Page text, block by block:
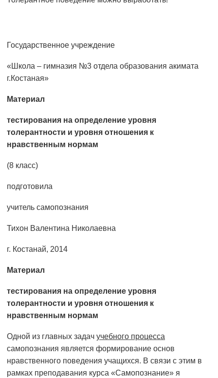
Государственное учреждение
«Школа – гимназия №3 отдела образования акимата
г.Костаная»
Материал
тестирования на определение уровня
толерантности и уровня отношения к
нравственным нормам
(8 класс)
подготовила
учитель самопознания
Тихон Валентина Николаевна
г. Костанай, 2014
Материал
тестирования на определение уровня
толерантности и уровня отношения к
нравственным нормам
Одной из главных задач учебного процесса
самопознания является формирование основ
нравственного поведения учащихся. В связи с этим в
рамках преподавания курса «Самопознание» я